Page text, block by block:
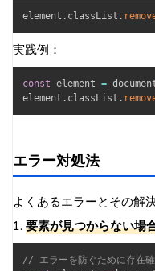
element . classList .
実践例：
const element =
element . classList .
エラー対処法
よくあるエラーとその解
1. 要素が見つからない場
// エラーを防ぐために存在確